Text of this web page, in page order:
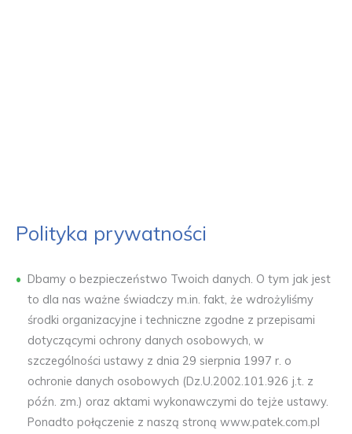
Polityka prywatności
Dbamy o bezpieczeństwo Twoich danych. O tym jak jest
to dla nas ważne świadczy m.in. fakt, że wdrożyliśmy
środki organizacyjne i techniczne zgodne z przepisami
dotyczącymi ochrony danych osobowych, w
szczególności ustawy z dnia 29 sierpnia 1997 r. o
ochronie danych osobowych (Dz.U.2002.101.926 j.t. z
późn. zm.) oraz aktami wykonawczymi do tejże ustawy.
Ponadto połączenie z naszą stroną www.patek.com.pl